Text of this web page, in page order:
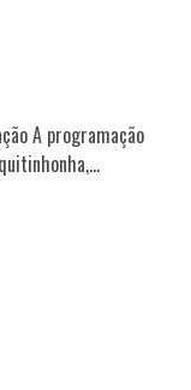
A programação